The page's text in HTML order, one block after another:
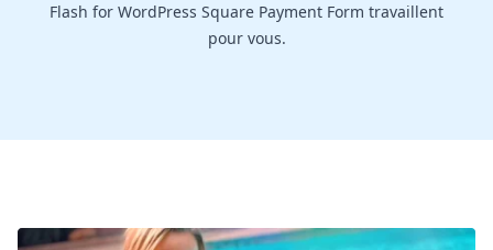
Flash for WordPress Square Payment Form travaillent
pour vous.